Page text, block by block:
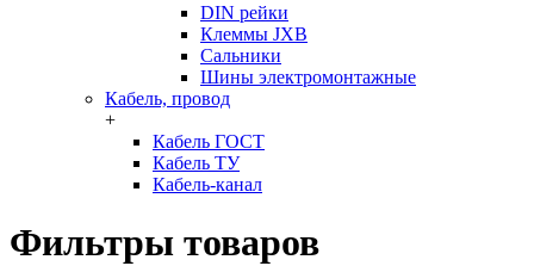
DIN рейки
Клеммы JXB
Сальники
Шины электромонтажные
Кабель, провод
+
Кабель ГОСТ
Кабель ТУ
Кабель-канал
Фильтры товаров